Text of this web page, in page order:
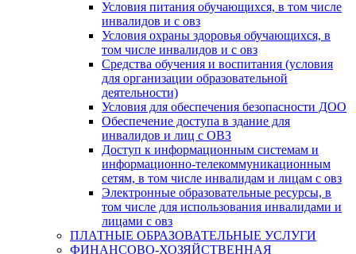
Условия питания обучающихся, в том числе
инвалидов и с овз
Условия охраны здоровья обучающихся, в
том числе инвалидов и с овз
Средства обучения и воспитания (условия
для организации образовательной
деятельности)
Условия для обеспечения безопасности ДОО
Обеспечение доступа в здание для
инвалидов и лиц с ОВЗ
Доступ к информационным системам и
информационно-телекоммуникационным
сетям, в том числе инвалидам и лицам с овз
Электронные образовательные ресурсы, в
том числе для использования инвалидами и
лицами с овз
ПЛАТНЫЕ ОБРАЗОВАТЕЛЬНЫЕ УСЛУГИ
ФИНАНСОВО-ХОЗЯЙСТВЕННАЯ